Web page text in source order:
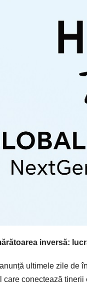
inversă:
ultimele zile de
care conectează